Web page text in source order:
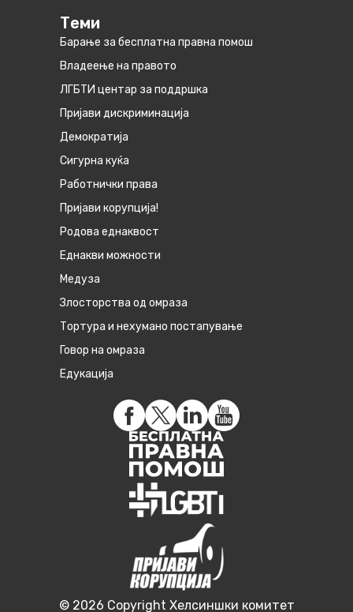
Теми
Барање за бесплатна правна помош
Владеење на правото
ЛГБТИ центар за поддршка
Пријави дискриминација
Демократија
Сигурна куќа
Работнички права
Пријави корупција!
Родова еднаквост
Eднакви можности
Медуза
Злосторства од омраза
Тортура и нехумано постапување
Говор на омраза
Едукација
© 2026 Copyright Хелсиншки комитет